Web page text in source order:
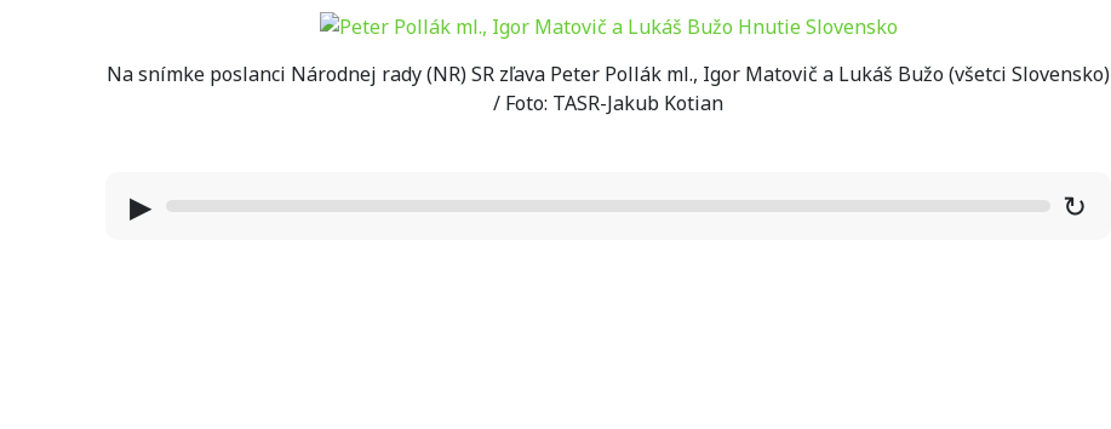
Na snímke poslanci Národnej rady (NR) SR zľava Peter Pollák ml., Igor Matovič a Lukáš Bužo (všetci Slovensko)
/ Foto: TASR-Jakub Kotian
▶ ↻